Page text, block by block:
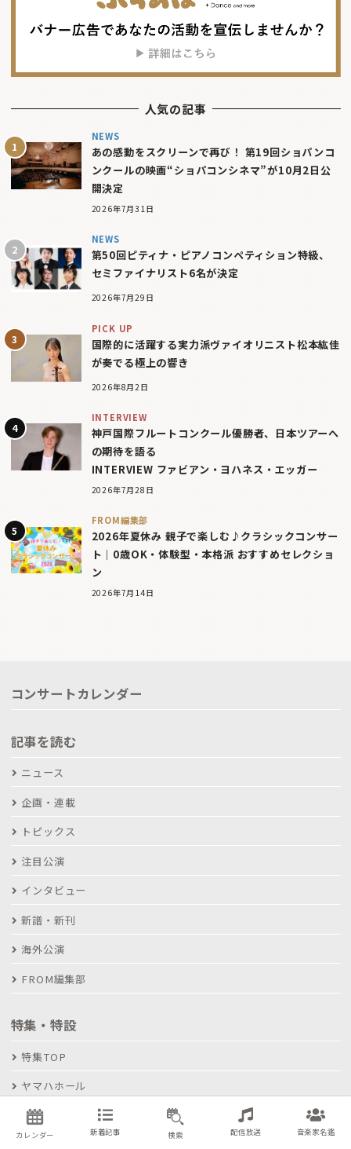
人気の記事
NEWS
あの感動をスクリーンで再び！ 第19回ショパンコ
ンクールの映画“ショパコンシネマ”が10月2日公
開決定
2026年7月31日
NEWS
第50回ピティナ・ピアノコンペティション特級、
セミファイナリスト6名が決定
2026年7月29日
PICK UP
国際的に活躍する実力派ヴァイオリニスト松本紘佳
が奏でる極上の響き
2026年8月2日
INTERVIEW
神戸国際フルートコンクール優勝者、日本ツアーへ
の期待を語る
INTERVIEW ファビアン・ヨハネス・エッガー
2026年7月28日
FROM編集部
2026年夏休み 親子で楽しむ♪クラシックコンサー
ト｜0歳OK・体験型・本格派 おすすめセレクショ
ン
2026年7月14日
コンサートカレンダー
記事を読む
ニュース
企画・連載
トピックス
注目公演
インタビュー
新譜・新刊
海外公演
FROM編集部
特集・特設
特集TOP
ヤマハホール
コンサート検索
カレンダー 新着記事 検索 配信放送 音楽家名鑑